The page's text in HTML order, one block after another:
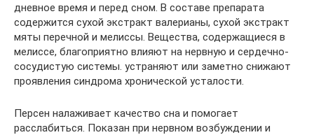
дневное время и перед сном. В составе препарата
содержится сухой экстракт валерианы, сухой экстракт
мяты перечной и мелиссы. Вещества, содержащиеся в
мелиссе, благоприятно влияют на нервную и сердечно-
сосудистую системы. устраняют или заметно снижают
проявления синдрома хронической усталости.
Персен налаживает качество сна и помогает
расслабиться. Показан при нервном возбуждении и